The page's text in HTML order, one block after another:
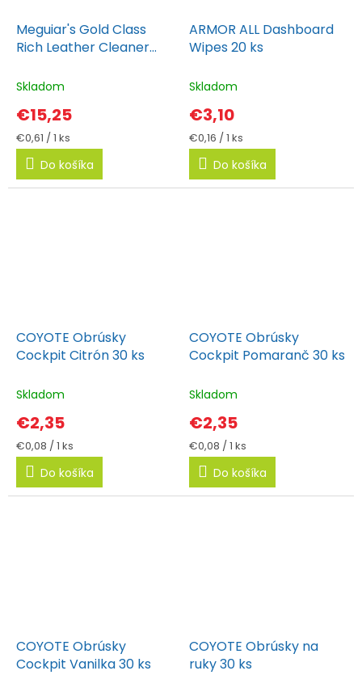
Meguiar's Gold Class
Rich Leather Cleaner
Skladom
€15,25
Jednotková
cena:
€0,61 / 1 ks
Do košíka
ARMOR ALL Dashboard
Wipes 20 ks
Skladom
€3,10
Jednotková
cena:
€0,16 / 1 ks
Do košíka
COYOTE Obrúsky
Cockpit Citrón 30 ks
Skladom
€2,35
Jednotková
cena:
€0,08 / 1 ks
Do košíka
COYOTE Obrúsky
Cockpit Pomaranč 30 ks
Skladom
€2,35
Jednotková
cena:
€0,08 / 1 ks
Do košíka
COYOTE Obrúsky
Cockpit Vanilka 30 ks
COYOTE Obrúsky na
ruky 30 ks